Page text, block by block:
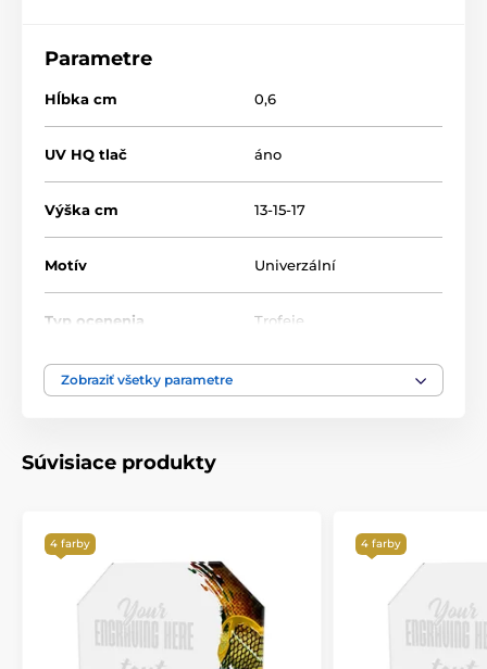
Parametre
Hĺbka cm 0,6
UV HQ tlač áno
Výška cm 13-15-17
Motív Univerzální
Typ ocenenia Trofeje
Materiál
Zobraziť všetky parametre
Súvisiace produkty
4 farby 4 farby